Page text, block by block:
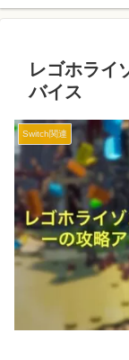
レゴホライ
バイス
Switch関連